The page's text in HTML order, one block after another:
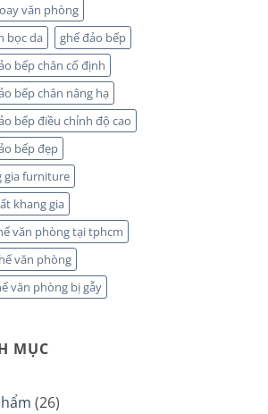
văn phòng
bọc da
ghế đảo bếp
bếp chân cố định
bếp chân nâng hạ
bếp điều chỉnh độ cao
bếp đẹp
gia furniture
khang gia
văn phòng tại tphcm
văn phòng
văn phòng bị gẫy
MỤC
(26)